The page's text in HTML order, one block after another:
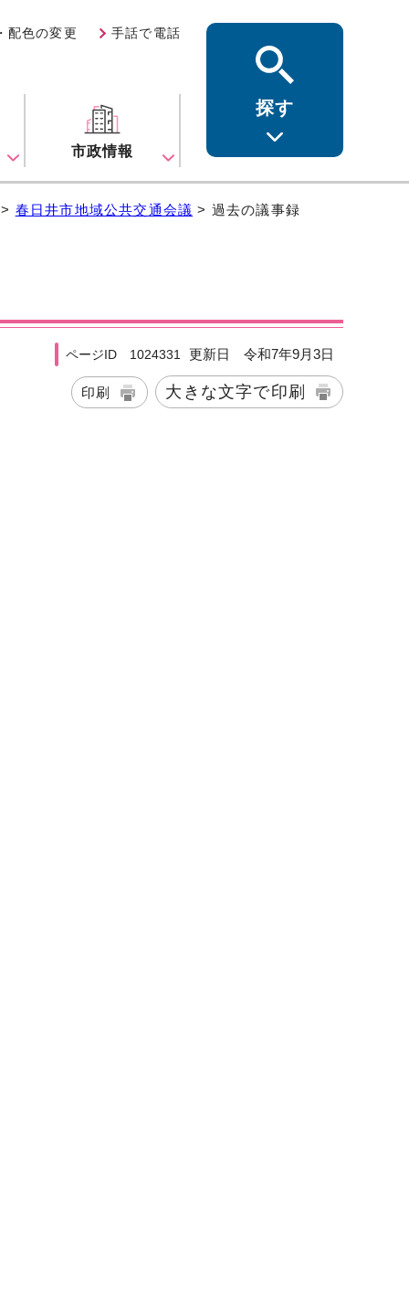
配色の変更 手話で電話
市政情報
探す
> 春日井市地域公共交通会議 > 過去の議事録
ページID 1024331 更新日 令和7年9月3日
印刷 大きな文字で印刷